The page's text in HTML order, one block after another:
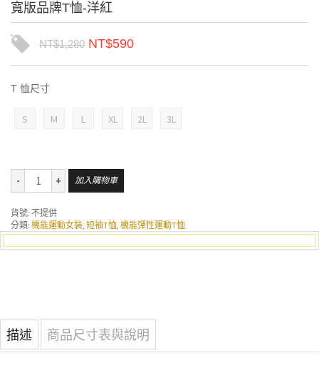
寬版品牌T恤-洋紅
NT$1,280 NT$590
T 恤尺寸
S M L XL 2L 3L
加入購物車
貨號: 不提供
分類: 機能運動女裝, 短袖T恤, 機能彈性運動T恤
描述 商品尺寸表與說明